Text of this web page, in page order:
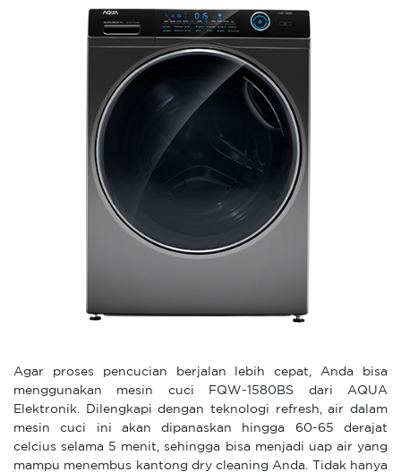
Agar proses pencucian berjalan lebih cepat, Anda bisa
menggunakan mesin cuci FQW-1580BS dari AQUA
Elektronik. Dilengkapi dengan teknologi refresh, air dalam
mesin cuci ini akan dipanaskan hingga 60-65 derajat
celcius selama 5 menit, sehingga bisa menjadi uap air yang
mampu menembus kantong dry cleaning Anda. Tidak hanya